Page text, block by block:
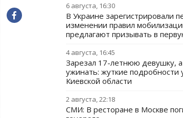
6 августа, 16:30
В Украине зарегистрировали
изменении правил
предлагают призывать в
4 августа, 16:45
Зарезал 17-летнюю девушку,
ужинать: жуткие подробности
Киевской области
2 августа, 22:18
СМИ: В ресторане в Москве